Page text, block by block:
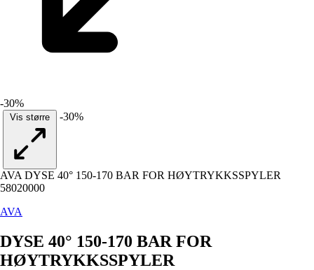
-30%
Vis større -30%
AVA DYSE 40° 150-170 BAR FOR HØYTRYKKSSPYLER
58020000
AVA
DYSE 40° 150-170 BAR FOR
HØYTRYKKSSPYLER